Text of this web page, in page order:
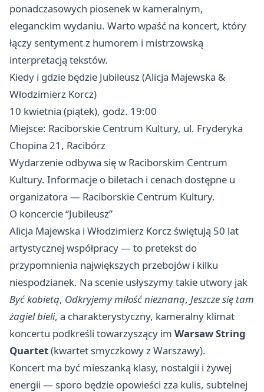
ponadczasowych piosenek w kameralnym,
eleganckim wydaniu. Warto wpaść na koncert, który
łączy sentyment z humorem i mistrzowską
interpretacją tekstów.
Kiedy i gdzie będzie Jubileusz (Alicja Majewska &
Włodzimierz Korcz)
10 kwietnia (piątek), godz. 19:00
Miejsce: Raciborskie Centrum Kultury, ul. Fryderyka
Chopina 21, Racibórz
Wydarzenie odbywa się w Raciborskim Centrum
Kultury. Informacje o biletach i cenach dostępne u
organizatora — Raciborskie Centrum Kultury.
O koncercie “Jubileusz”
Alicja Majewska i Włodzimierz Korcz świętują 50 lat
artystycznej współpracy — to pretekst do
przypomnienia największych przebojów i kilku
niespodzianek. Na scenie usłyszymy takie utwory jak
Być kobietą, Odkryjemy miłość nieznaną, Jeszcze się tam
żagiel bieli, a charakterystyczny, kameralny klimat
koncertu podkreśli towarzyszący im Warsaw String
Quartet(kwartet smyczkowy z Warszawy).
Koncert ma być mieszanką klasy, nostalgii i żywej
energii — sporo będzie opowieści zza kulis, subtelnej